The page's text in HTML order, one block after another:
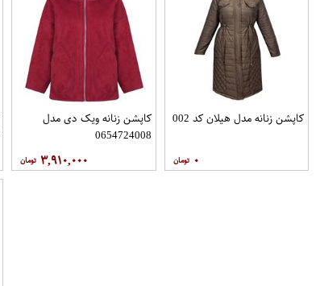
کاپشن زنانه مدل هیلان کد 002
۰
کاپشن زنانه ویک دی مدل
0654724008
۳,۹۱۰,۰۰۰